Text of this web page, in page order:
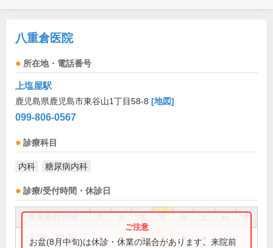
八重倉医院
所在地・電話番号
上塩屋駅
鹿児島県鹿児島市東谷山1丁目58-8 [地図]
099-806-0567
診療科目
内科 糖尿病内科
診療/受付時間・休診日
祝
8:30～12:30 ● ● ● ● ●
お盆(8月中旬)は休診・休業の場合があります。来院前